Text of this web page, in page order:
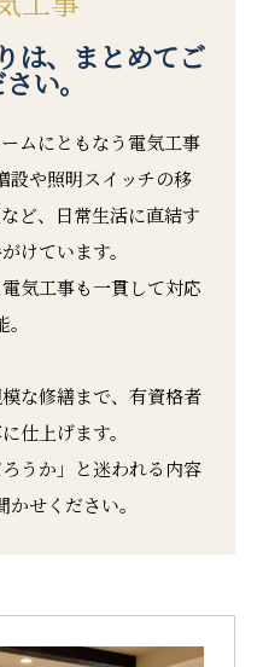
は、まとめてご
い。
ムにともなう電気工事
設や照明スイッチの移
ど、日常生活に直結す
けています。
気工事も一貫して対応
。
な修繕まで、有資格者
仕上げます。
うか」と迷われる内容
かせください。